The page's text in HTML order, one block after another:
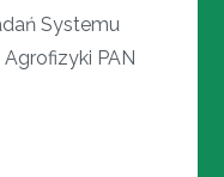
Systemu
PAN